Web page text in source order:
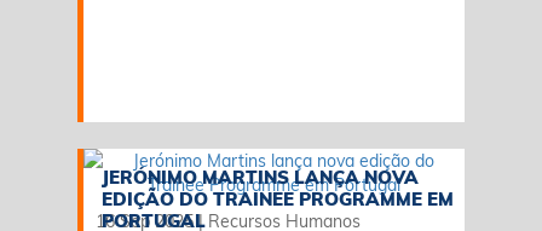
16 Sep 2025|Recursos Humanos
JERÓNIMO MARTINS LANÇA NOVA
EDIÇÃO DO TRAINEE PROGRAMME EM
PORTUGAL